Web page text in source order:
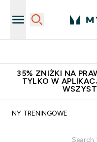
35% ZNIŻKI NA
TYLKO W
PLANY TRENINGOWE